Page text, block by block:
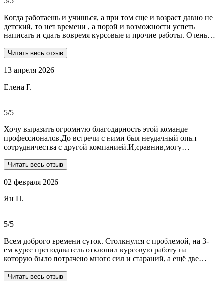
Когда работаешь и учишься, а при том еще и возраст давно не
детский, то нет времени , а порой и возможности успеть
написать и сдать вовремя курсовые и прочие работы. Очень
Dist-help. Все мои проблемы в полном смысле слова взяли на
выполнили очень качественно, вовремя и по очень даже
реагируют и отвечают на все вопросы. Теперь буду
Читать весь отзыв
13 апреля 2026
Елена Г.
5/5
Хочу выразить огромную благодарность этой команде
профессионалов.До встречи с ними был неудачный опыт
сотрудничества с другой компанией.И,сравнив,могу
профессионалов.Условия,сроки были сразу оговорены и четко
уровне.А если возникали вопросы или проблемы,то помощь
помощь студентам,то только-сюда.Огромное спасибо!!!
Читать весь отзыв
02 февраля 2026
Ян П.
5/5
Всем доброго времени суток. Столкнулся с проблемой, на 3-
ем курсе преподаватель отклонил курсовую работу на
которую было потрачено много сил и стараний, а ещё две
обратился в Dist-help. Первый раз, были опасения и по срокам,
Читать весь отзыв